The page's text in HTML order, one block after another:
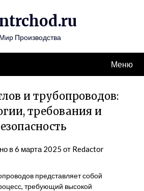
Мир Производства
Меню
и трубопроводов:
требования и
в6 марта 2025 от Redactor
представляет собой
требующий высокой